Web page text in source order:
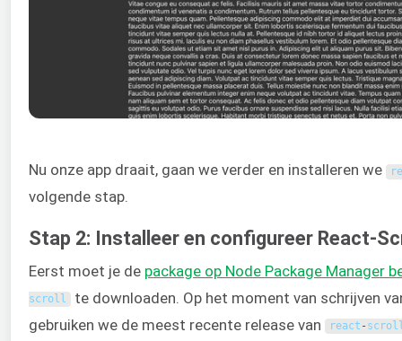
Nu onze app draait, gaan we verder en installeren we
volgende stap.
Stap 2: Installeer en configureer React-
Eerst moet je de package op Node Package Manager
scroll te downloaden. Op het moment van schrijven
gebruiken we de meest recente release van
react -